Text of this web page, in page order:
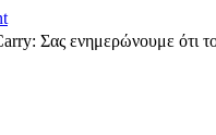
Σας ενημερώνουμε ότι